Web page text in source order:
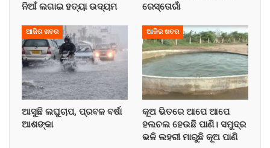
ନିଆଁ ଲଗାଇ ହତ୍ୟା ଉଦ୍ୟମ
ରେସ୍ତୋରାଁ
ଆଜିର ଖବର
ଆସୁଛି ଲଘୁଚାପ, ପ୍ରବଳ ବର୍ଷା
ଆଶଙ୍କା
ଆଜିର ଖବର
କୂଅ ଭିତରେ ଆପେ ଆପେ
ହଲଚଲ ହେଉଛି ପାଣି। ସମୁଦ୍ର
ଭଳି ଲହରୀ ମାରୁଛି କୂଅ ପାଣି